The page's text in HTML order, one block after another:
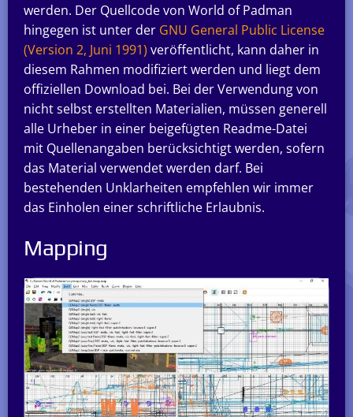
werden. Der Quellcode von World of Padman
hingegen ist unter der GNU General Public License
(Version 2, Juni 1991) veröffentlicht, kann daher in
diesem Rahmen modifiziert werden und liegt dem
offiziellen Download bei. Bei der Verwendung von
nicht selbst erstellten Materialien, müssen generell
alle Urheber in einer beigefügten Readme-Datei
mit Quellenangaben berücksichtigt werden, sofern
das Material verwendet werden darf. Bei
bestehenden Unklarheiten empfehlen wir immer
das Einholen einer schriftliche Erlaubnis.
Mapping